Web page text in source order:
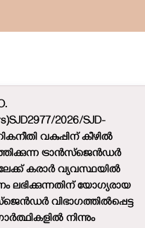
2026/SJD-
വകുപ്പിന് കീഴിൽ
ട്രാൻസ്ജെൻഡർ
കരാർ വ്യവസ്ഥയിൽ
ലഭിക്കുന്നതിന് യോഗ്യരായ
വിഭാഗത്തിൽപ്പെട്ട
നിന്നും